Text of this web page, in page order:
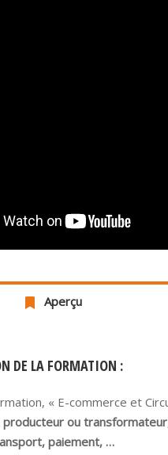
Aperçu
DE LA FORMATION :
« E-commerce et
ou
paiement, …